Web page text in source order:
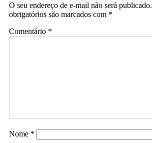
O seu endereço de e-mail não será publicado.
obrigatórios são marcados com *
Comentário *
Nome *